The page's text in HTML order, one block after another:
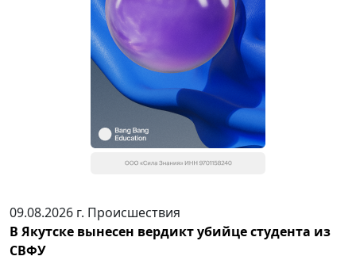
09.08.2026 г. Происшествия
В Якутске вынесен вердикт убийце студента из
СВФУ